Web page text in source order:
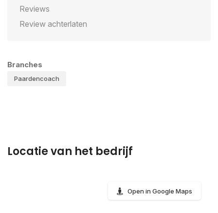
Reviews
Review achterlaten
Branches
Paardencoach
Locatie van het bedrijf
Open in Google Maps